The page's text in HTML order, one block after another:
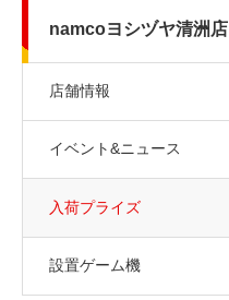
namcoヨシヅヤ清洲店
店舗情報
イベント&ニュース
入荷プライズ
設置ゲーム機